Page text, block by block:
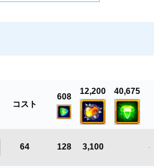
コスト
608
12,200 40,675
64 128 3,100